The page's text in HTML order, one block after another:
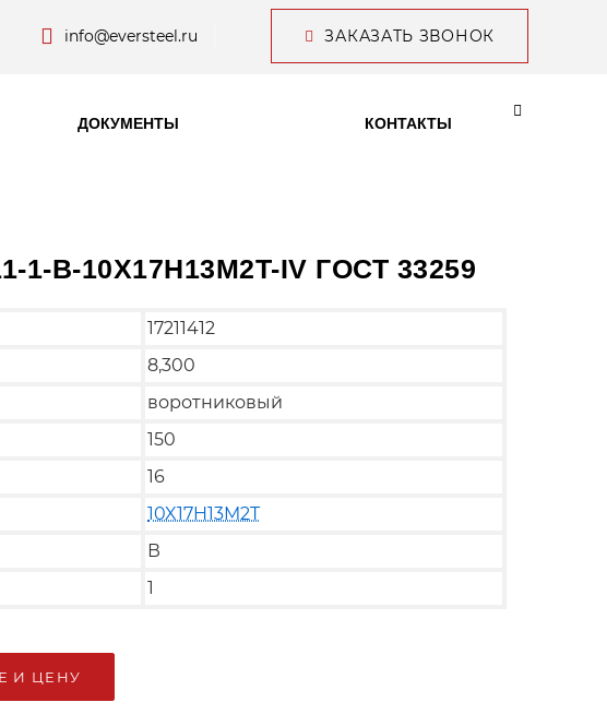
info@eversteel.ru ЗАКАЗАТЬ ЗВОНОК
ДОКУМЕНТЫ КОНТАКТЫ
1-B-10X17H13M2T-IV ГОСТ 33259
17211412
8,300
воротниковый
150
16
10X17H13M2T
В
1
И ЦЕНУ